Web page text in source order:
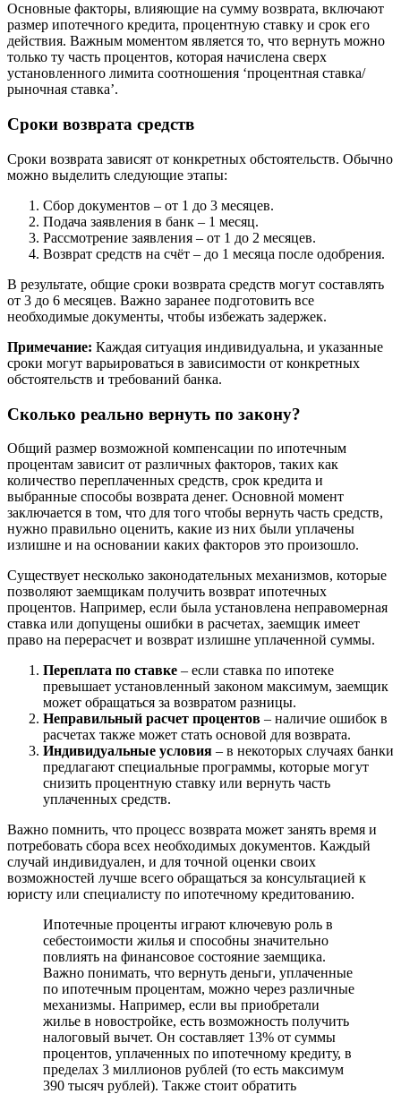
Основные факторы, влияющие на сумму возврата, включают
размер ипотечного кредита, процентную ставку и срок его
действия. Важным моментом является то, что вернуть можно
только ту часть процентов, которая начислена сверх
установленного лимита соотношения ‘процентная ставка/
рыночная ставка’.
Сроки возврата средств
Сроки возврата зависят от конкретных обстоятельств. Обычно
можно выделить следующие этапы:
Сбор документов – от 1 до 3 месяцев.
Подача заявления в банк – 1 месяц.
Рассмотрение заявления – от 1 до 2 месяцев.
Возврат средств на счёт – до 1 месяца после одобрения.
В результате, общие сроки возврата средств могут составлять
от 3 до 6 месяцев. Важно заранее подготовить все
необходимые документы, чтобы избежать задержек.
Примечание: Каждая ситуация индивидуальна, и указанные
сроки могут варьироваться в зависимости от конкретных
обстоятельств и требований банка.
Сколько реально вернуть по закону?
Общий размер возможной компенсации по ипотечным
процентам зависит от различных факторов, таких как
количество переплаченных средств, срок кредита и
выбранные способы возврата денег. Основной момент
заключается в том, что для того чтобы вернуть часть средств,
нужно правильно оценить, какие из них были уплачены
излишне и на основании каких факторов это произошло.
Существует несколько законодательных механизмов, которые
позволяют заемщикам получить возврат ипотечных
процентов. Например, если была установлена неправомерная
ставка или допущены ошибки в расчетах, заемщик имеет
право на перерасчет и возврат излишне уплаченной суммы.
Переплата по ставке – если ставка по ипотеке
превышает установленный законом максимум, заемщик
может обращаться за возвратом разницы.
Неправильный расчет процентов – наличие ошибок в
расчетах также может стать основой для возврата.
Индивидуальные условия – в некоторых случаях банки
предлагают специальные программы, которые могут
снизить процентную ставку или вернуть часть
уплаченных средств.
Важно помнить, что процесс возврата может занять время и
потребовать сбора всех необходимых документов. Каждый
случай индивидуален, и для точной оценки своих
возможностей лучше всего обращаться за консультацией к
юристу или специалисту по ипотечному кредитованию.
Ипотечные проценты играют ключевую роль в
себестоимости жилья и способны значительно
повлиять на финансовое состояние заемщика.
Важно понимать, что вернуть деньги, уплаченные
по ипотечным процентам, можно через различные
механизмы. Например, если вы приобретали
жилье в новостройке, есть возможность получить
налоговый вычет. Он составляет 13% от суммы
процентов, уплаченных по ипотечному кредиту, в
пределах 3 миллионов рублей (то есть максимум
390 тысяч рублей). Также стоит обратить